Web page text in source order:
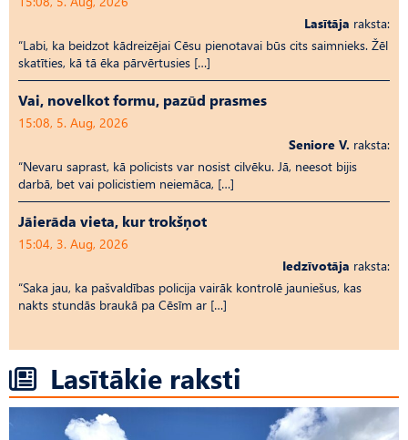
Lasītāja raksta:
“Labi, ka beidzot kādreizējai Cēsu pienotavai būs cits saimnieks. Žēl
skatīties, kā tā ēka pārvērtusies […]
Vai, novelkot formu, pazūd prasmes
15:08, 5. Aug, 2026
Seniore V. raksta:
“Nevaru saprast, kā policists var nosist cilvēku. Jā, neesot bijis
darbā, bet vai policistiem neiemāca, […]
Jāierāda vieta, kur trokšņot
15:04, 3. Aug, 2026
Iedzīvotāja raksta:
“Saka jau, ka pašvaldības policija vairāk kontrolē jauniešus, kas
nakts stundās braukā pa Cēsīm ar […]
Lasītākie raksti